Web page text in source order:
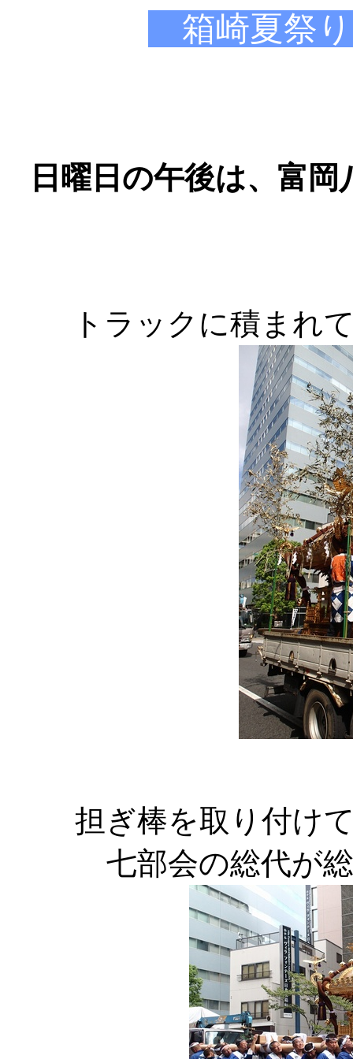
箱崎夏祭
日曜日の午後は、富
トラックに積まれ
担ぎ棒を取り付け
七部会の総代が